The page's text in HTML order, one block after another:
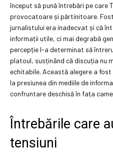
început să pună întrebări pe care
provocatoare și părtinitoare.
jurnalistului era inadecvat și că
informații utile, ci mai degrabă
percepție l-a determinat să
platoul, susținând că discuția nu
echitabile. Această alegere a
la presiunea din mediile de
confruntare deschisă în fața
Întrebările care
tensiuni